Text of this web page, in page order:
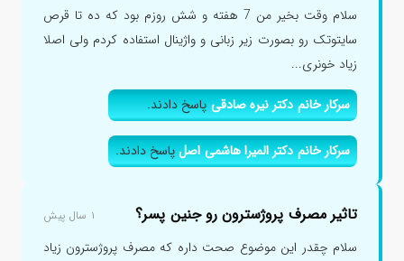
سلام وقت بخیر من 7 هفته و شش روزم بود که ده تا قرص
سایتوتک رو بصورت زیر زبانی و واژینال استفاده کردم ولی اصلا
زیاد خونری...
سرکار خانم دکتر نیره صادقیپاسخ دادند.
سرکار خانم دکتر المیرا هاشمی اصلپاسخ دادند.
تاثیر مصرف پروژسترون رو جنین پسر؟ ۱ سال پیش
سلام چقدر این موضوع صحت داره که مصرف پروژسترون زیاد